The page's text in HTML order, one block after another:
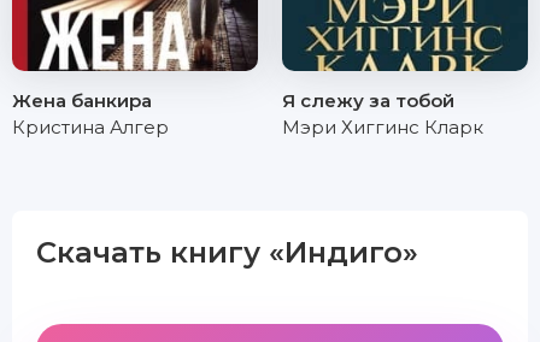
Жена банкира
Кристина Алгер
Я слежу за тобой
Мэри Хиггинс Кларк
Скачать книгу «Индиго»